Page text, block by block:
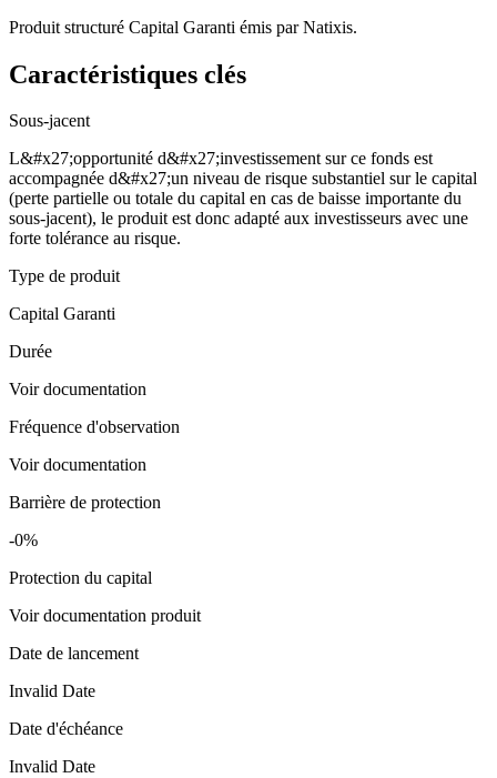
Produit structuré Capital Garanti émis par Natixis.
Caractéristiques clés
Sous-jacent
L&#x27;opportunité d&#x27;investissement sur ce fonds est
accompagnée d&#x27;un niveau de risque substantiel sur le capital
(perte partielle ou totale du capital en cas de baisse importante du
sous-jacent), le produit est donc adapté aux investisseurs avec une
forte tolérance au risque.
Type de produit
Capital Garanti
Durée
Voir documentation
Fréquence d'observation
Voir documentation
Barrière de protection
-0%
Protection du capital
Voir documentation produit
Date de lancement
Invalid Date
Date d'échéance
Invalid Date